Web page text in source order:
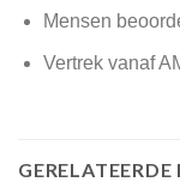
Mensen
Vertrek vanaf